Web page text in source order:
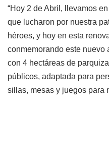
“Hoy 2 de Abril, llevamos
que lucharon por nuestra
héroes, y hoy en esta
conmemorando este nuevo
con 4 hectáreas de
públicos, adaptada para
sillas, mesas y juegos para